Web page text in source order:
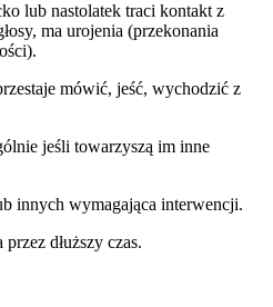
lub nastolatek traci kontakt z
ma urojenia (przekonania
mówić, jeść, wychodzić z
jeśli towarzyszą im inne
innych wymagająca interwencji.
dłuższy czas.